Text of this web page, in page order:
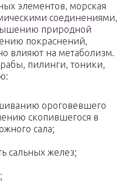
элементов, морская
соединениями,
природной
покраснений,
влияют на метаболизм.
пилинги, тоники,
ороговевшего
скопившегося в
сала;
сальных желез;